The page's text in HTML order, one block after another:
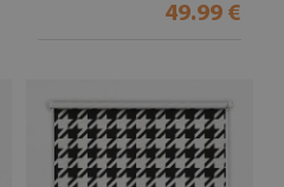
49.99 €